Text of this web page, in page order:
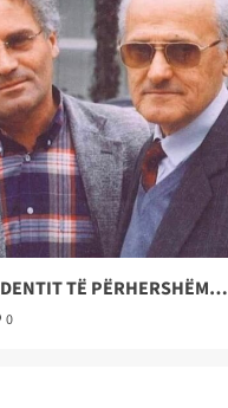
TË PËRHERSHËM…
0